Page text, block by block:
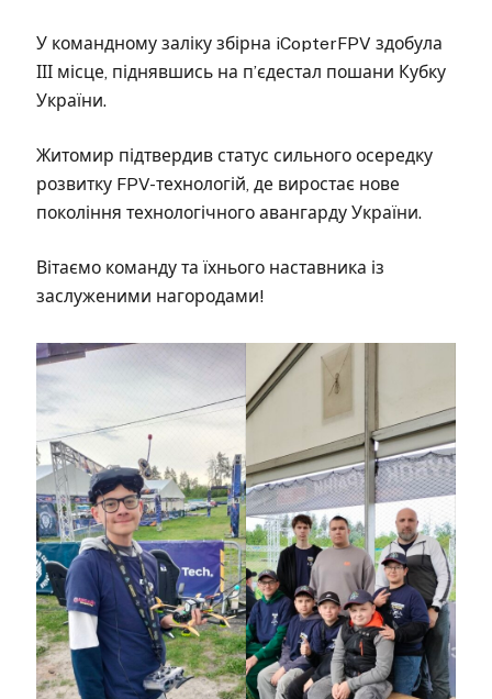
У командному заліку збірна iCopterFPV здобула
ІІІ місце, піднявшись на п’єдестал пошани Кубку
України.
Житомир підтвердив статус сильного осередку
розвитку FPV-технологій, де виростає нове
покоління технологічного авангарду України.
Вітаємо команду та їхнього наставника із
заслуженими нагородами!